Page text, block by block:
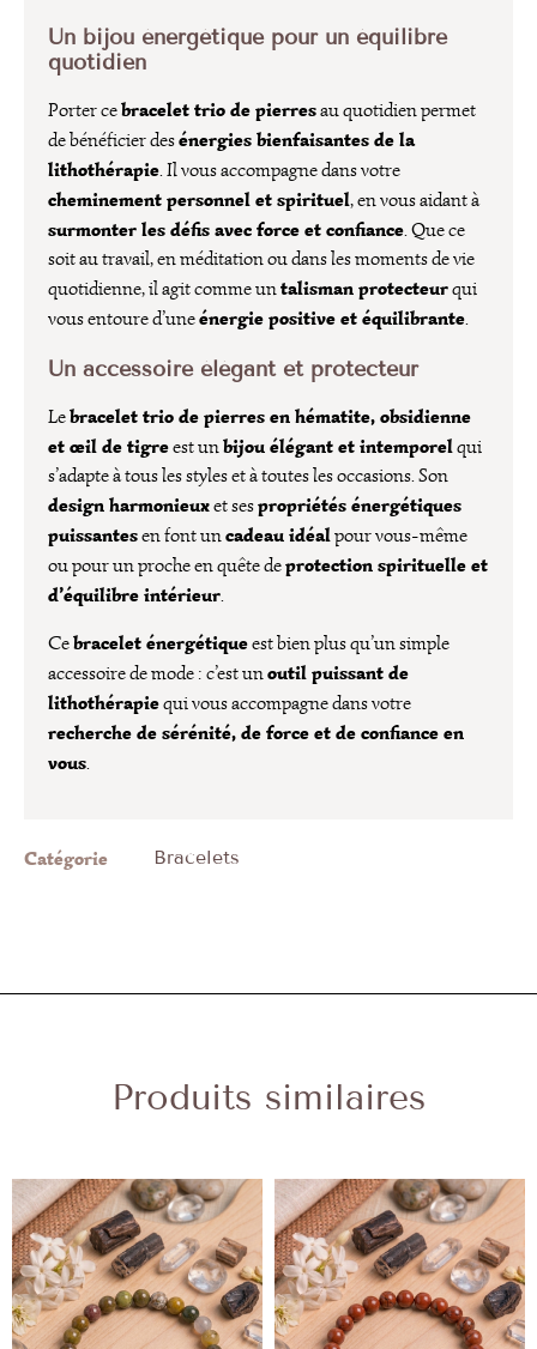
Un bijou énergétique pour un équilibre
quotidien
Porter cebracelet trio de pierresau quotidien permet
de bénéficier desénergies bienfaisantes de la
lithothérapie. Il vous accompagne dans votre
cheminement personnel et spirituel, en vous aidant à
surmonter les défis avec force et confiance. Que ce
soit au travail, en méditation ou dans les moments de vie
quotidienne, il agit comme untalisman protecteurqui
vous entoure d’uneénergie positive et équilibrante.
Un accessoire élégant et protecteur
Lebracelet trio de pierres en hématite, obsidienne
et œil de tigreest unbijou élégant et intemporelqui
s’adapte à tous les styles et à toutes les occasions. Son
design harmonieuxet sespropriétés énergétiques
puissantesen font uncadeau idéalpour vous-même
ou pour un proche en quête deprotection spirituelle et
d’équilibre intérieur.
Cebracelet énergétiqueest bien plus qu’un simple
accessoire de mode : c’est unoutil puissant de
lithothérapiequi vous accompagne dans votre
recherche de sérénité, de force et de confiance en
vous.
Catégorie Bracelets
Produits similaires